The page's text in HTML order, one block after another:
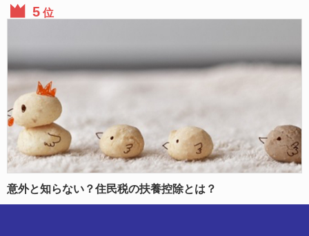
位
意外と知らない？住民税の扶養控除とは？